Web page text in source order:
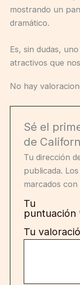
mostrando un
dramático.
Es, sin dudas,
atractivos que
No hay
Sé el
de
Tu dirección
publicada.
marcados con
Tu
puntuación
Tu